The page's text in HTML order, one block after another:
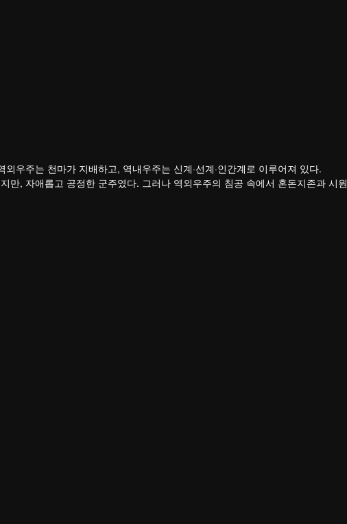
우주는 천마가 지배하고, 역내우주는 신계·선계·인간계로 이루어져 있다.
만, 자애롭고 공정한 군주였다. 그러나 역외우주의 침공 속에서 혼돈지존과 시원
를 잃고, 나라를 빼앗겼으며, 가장 아끼던 제자 영하천존마저 등을 돌린다. 이후
. 직전까지 몰리면서 전생의 기억을 각성한다. 홍몽신태를 얻은 그는 폐물에서